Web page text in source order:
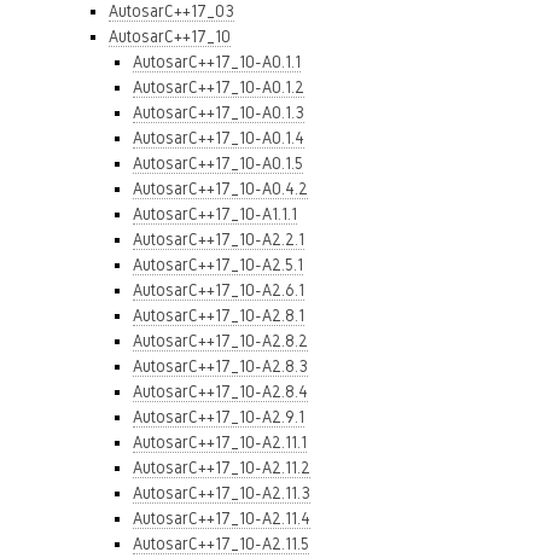
AutosarC++17_03
AutosarC++17_10
AutosarC++17_10-A0.1.1
AutosarC++17_10-A0.1.2
AutosarC++17_10-A0.1.3
AutosarC++17_10-A0.1.4
AutosarC++17_10-A0.1.5
AutosarC++17_10-A0.4.2
AutosarC++17_10-A1.1.1
AutosarC++17_10-A2.2.1
AutosarC++17_10-A2.5.1
AutosarC++17_10-A2.6.1
AutosarC++17_10-A2.8.1
AutosarC++17_10-A2.8.2
AutosarC++17_10-A2.8.3
AutosarC++17_10-A2.8.4
AutosarC++17_10-A2.9.1
AutosarC++17_10-A2.11.1
AutosarC++17_10-A2.11.2
AutosarC++17_10-A2.11.3
AutosarC++17_10-A2.11.4
AutosarC++17_10-A2.11.5